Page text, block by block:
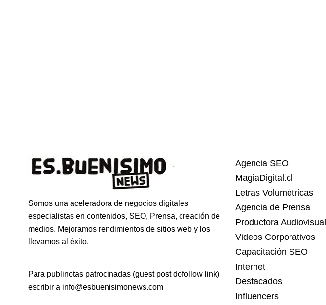
Somos una aceleradora de negocios digitales
especialistas en contenidos, SEO, Prensa, creación de
medios. Mejoramos rendimientos de sitios web y los
llevamos al éxito.
Para publinotas patrocinadas (guest post dofollow link)
escribir a info@esbuenisimonews.com
Agencia SEO
MagiaDigital.cl
Letras Volumétricas
Agencia de Prensa
Productora Audiovisual
Videos Corporativos
Capacitación SEO
Internet
Destacados
Influencers